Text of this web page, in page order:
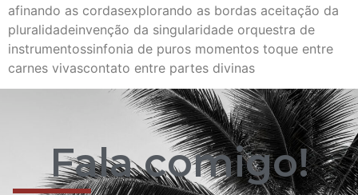
afinando as cordasexplorando as bordas aceitação da
pluralidadeinvenção da singularidade orquestra de
instrumentossinfonia de puros momentos toque entre
carnes vivascontato entre partes divinas
Fala comigo!